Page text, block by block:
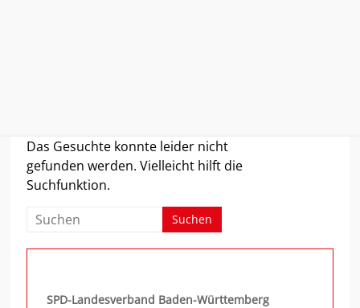
Inhalt
springen
Das Gesuchte konnte leider nicht
gefunden werden. Vielleicht hilft die
Suchfunktion.
SPD-Landesverband Baden-Württemberg